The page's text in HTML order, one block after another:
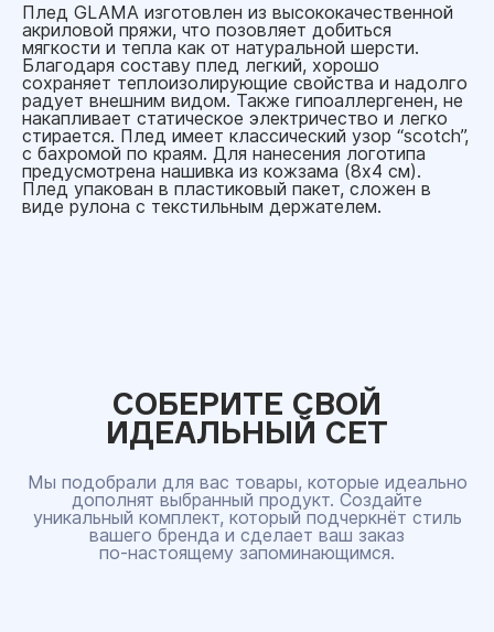
Плед GLAMA изготовлен из высококачественной
акриловой пряжи, что позовляет добиться
мягкости и тепла как от натуральной шерсти.
Благодаря составу плед легкий, хорошо
сохраняет теплоизолирующие свойства и надолго
радует внешним видом. Также гипоаллергенен, не
накапливает статическое электричество и легко
стирается. Плед имеет классический узор “scotch”,
с бахромой по краям. Для нанесения логотипа
предусмотрена нашивка из кожзама (8x4 см).
Плед упакован в пластиковый пакет, сложен в
виде рулона с текстильным держателем.
СОБЕРИТЕ СВОЙ
ИДЕАЛЬНЫЙ СЕТ
Мы подобрали для вас товары, которые идеально
дополнят выбранный продукт. Создайте
уникальный комплект, который подчеркнёт стиль
вашего бренда и сделает ваш заказ
по‑настоящему запоминающимся.